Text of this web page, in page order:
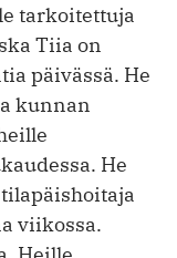
tarkoitettuja
Tiia on
päivässä. He
kunnan
He
viikossa.